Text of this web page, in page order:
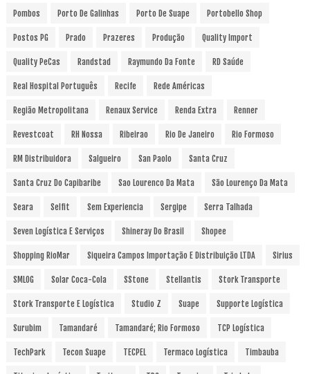
Pombos Porto De Galinhas Porto De Suape Portobello Shop
Postos PG Prado Prazeres Produção Quality Import
Quality PeCas Randstad Raymundo Da Fonte RD Saúde
Real Hospital Português Recife Rede Américas
Região Metropolitana Renaux Service Renda Extra Renner
Revestcoat RH Nossa Ribeirao Rio De Janeiro Rio Formoso
RM Distribuidora Salgueiro San Paolo Santa Cruz
Santa Cruz Do Capibaribe Sao Lourenco Da Mata São Lourenço Da Mata
Seara Selfit Sem Experiencia Sergipe Serra Talhada
Seven Logística E Serviços Shineray Do Brasil Shopee
Shopping RioMar Siqueira Campos Importação E Distribuição LTDA Sirius
SMLOG Solar Coca-Cola SStone Stellantis Stork Transporte
Stork Transporte E Logística Studio Z Suape Supporte Logística
Surubim Tamandaré Tamandaré; Rio Formoso TCP Logística
TechPark Tecon Suape TECPEL Termaco Logística Timbauba